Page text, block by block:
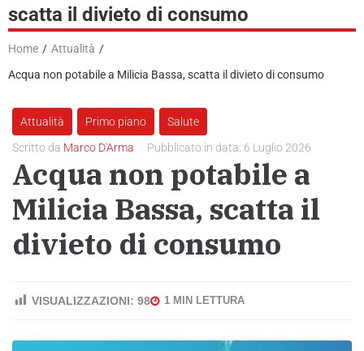
Contatti
scatta il divieto di consumo
Home / Attualità /
Acqua non potabile a Milicia Bassa, scatta il divieto di consumo
Attualità Primo piano
Salute
Scritto da Marco D'Arma Pubblicato in data: 6 Luglio 2026
Acqua non potabile a
Milicia Bassa, scatta il
divieto di consumo
VISUALIZZAZIONI: 98 1 MIN LETTURA